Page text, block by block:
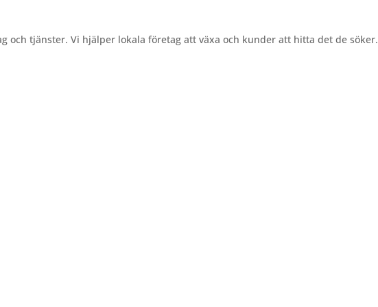
och tjänster. Vi hjälper lokala företag att växa och kunder att hitta det de söker.